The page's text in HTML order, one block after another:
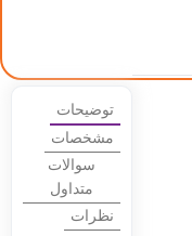
توضیحات
مشخصات
سوالات
متداول
نظرات